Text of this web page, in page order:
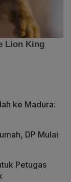
ke Madura:
DP Mulai
Petugas